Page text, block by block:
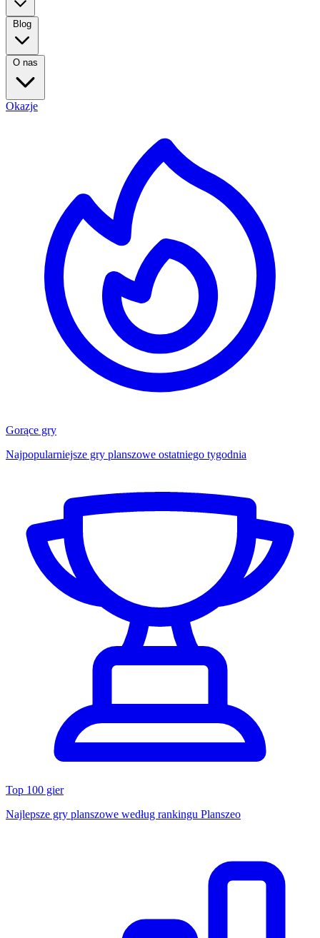
Blog
O nas
Okazje
Gorące gry
Najpopularniejsze gry planszowe ostatniego tygodnia
Top 100 gier
Najlepsze gry planszowe według rankingu Planszeo